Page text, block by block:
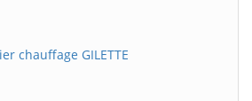
chauffage GILETTE